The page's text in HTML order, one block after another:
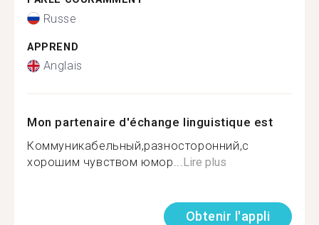
Russe
APPREND
Anglais
Mon partenaire d'échange linguistique est
Коммуникабельный,разносторонний,с
хорошим чувством юмор...Lire plus
Obtenir l'appli